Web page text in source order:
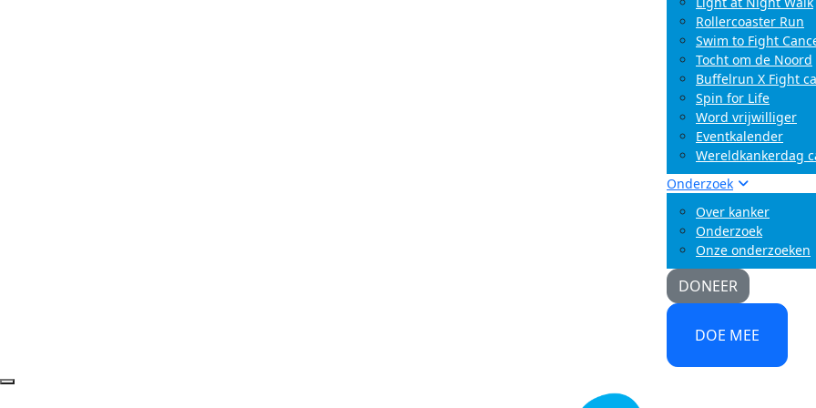
Rollercoaster Run
Swim to Fight
Tocht om de Noord
Buffelrun X Fight
Spin for Life
Word vrijwilliger
Eventkalender
Wereldkankerdag
Onderzoek
Over kanker
Onderzoek
Onze onderzoeken
DONEER
DOE MEE